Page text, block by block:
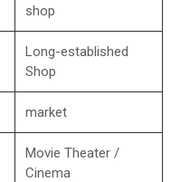
shop
Long-established
Shop
market
Movie Theater /
Cinema